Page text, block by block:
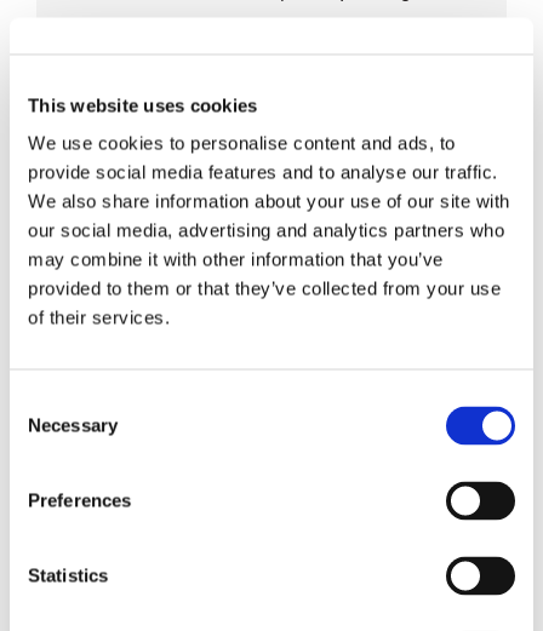
This website uses cookies
We use cookies to personalise content and ads, to
provide social media features and to analyse our traffic.
We also share information about your use of our site with
our social media, advertising and analytics partners who
may combine it with other information that you’ve
provided to them or that they’ve collected from your use
of their services.
Selection
Necessary
Preferences
Statistics
Herramienta SN® Insert-Extract
Empuñaduras ergonómicas
Peladores térmicos SOFT-STRIP